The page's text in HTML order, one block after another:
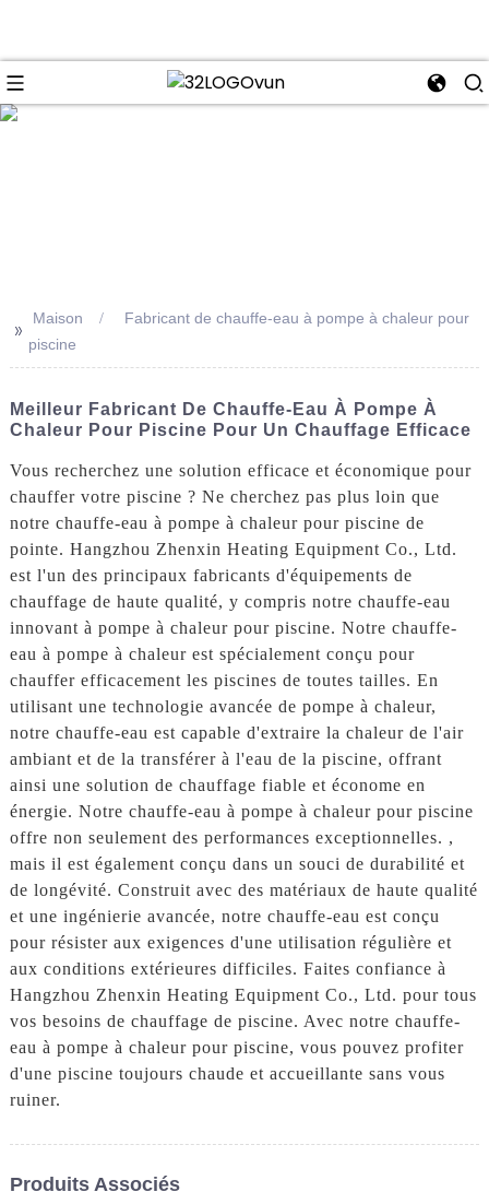
>> Maison
Fabricant de chauffe-eau à pompe à chaleur pour
piscine
Meilleur Fabricant De Chauffe-Eau À Pompe À
Chaleur Pour Piscine Pour Un Chauffage Efficace
Vous recherchez une solution efficace et économique pour
chauffer votre piscine ? Ne cherchez pas plus loin que
notre chauffe-eau à pompe à chaleur pour piscine de
pointe. Hangzhou Zhenxin Heating Equipment Co., Ltd.
est l'un des principaux fabricants d'équipements de
chauffage de haute qualité, y compris notre chauffe-eau
innovant à pompe à chaleur pour piscine. Notre chauffe-
eau à pompe à chaleur est spécialement conçu pour
chauffer efficacement les piscines de toutes tailles. En
utilisant une technologie avancée de pompe à chaleur,
notre chauffe-eau est capable d'extraire la chaleur de l'air
ambiant et de la transférer à l'eau de la piscine, offrant
ainsi une solution de chauffage fiable et économe en
énergie. Notre chauffe-eau à pompe à chaleur pour piscine
offre non seulement des performances exceptionnelles. ,
mais il est également conçu dans un souci de durabilité et
de longévité. Construit avec des matériaux de haute qualité
et une ingénierie avancée, notre chauffe-eau est conçu
pour résister aux exigences d'une utilisation régulière et
aux conditions extérieures difficiles. Faites confiance à
Hangzhou Zhenxin Heating Equipment Co., Ltd. pour tous
vos besoins de chauffage de piscine. Avec notre chauffe-
eau à pompe à chaleur pour piscine, vous pouvez profiter
d'une piscine toujours chaude et accueillante sans vous
ruiner.
Produits Associés